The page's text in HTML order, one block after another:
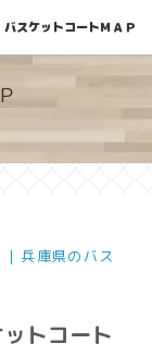
コート情報
| 兵庫県のバス
トコート
バスケットコートＭＡＰ